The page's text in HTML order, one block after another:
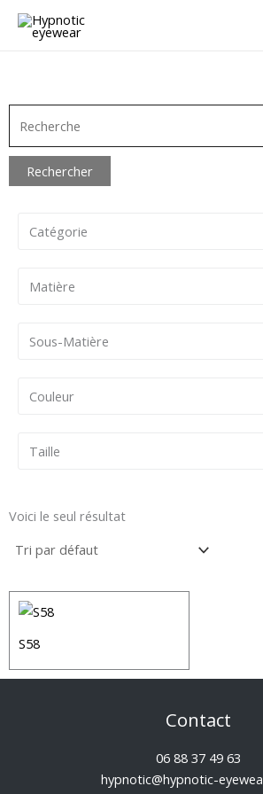
Aller
Rechercher
Catégorie
Matière
Sous-Matière
Couleur
Taille
Voici le seul résultat
S58
Contact
06 88 37 49 63
hypnotic@hypnotic-